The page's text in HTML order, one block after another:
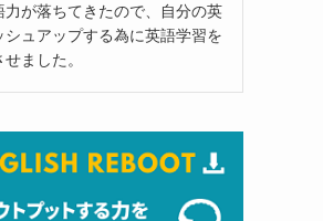
力が落ちてきたので、自分の英
シュアップする為に英語学習を
ました。